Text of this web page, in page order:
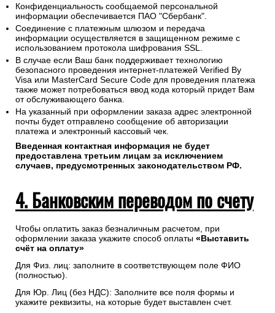
Конфиденциальность сообщаемой персональной
информации обеспечивается ПАО "Сбербанк".
Соединение с платежным шлюзом и передача
информации осуществляется в защищенном режиме с
использованием протокола шифрования SSL.
В случае если Ваш банк поддерживает технологию
безопасного проведения интернет-платежей Verified By
Visa или MasterCard Secure Code для проведения платежа
также может потребоваться ввод кода который придет Вам
от обслуживающего банка.
На указанный при оформлении заказа адрес электронной
почты будет отправлено сообщение об авторизации
платежа и электронный кассовый чек.
Введенная контактная информация не будет
предоставлена третьим лицам за исключением
случаев, предусмотренных законодательством РФ.
4. Банковским переводом по счету
Чтобы оплатить заказ безналичным расчетом, при
оформлении заказа укажите способ оплаты «Выставить
счёт на оплату»
Для Физ. лиц: заполните в соответствующем поле ФИО
(полностью).
Для Юр. Лиц (без НДС): Заполните все поля формы и
укажите реквизиты, на которые будет выставлен счет.